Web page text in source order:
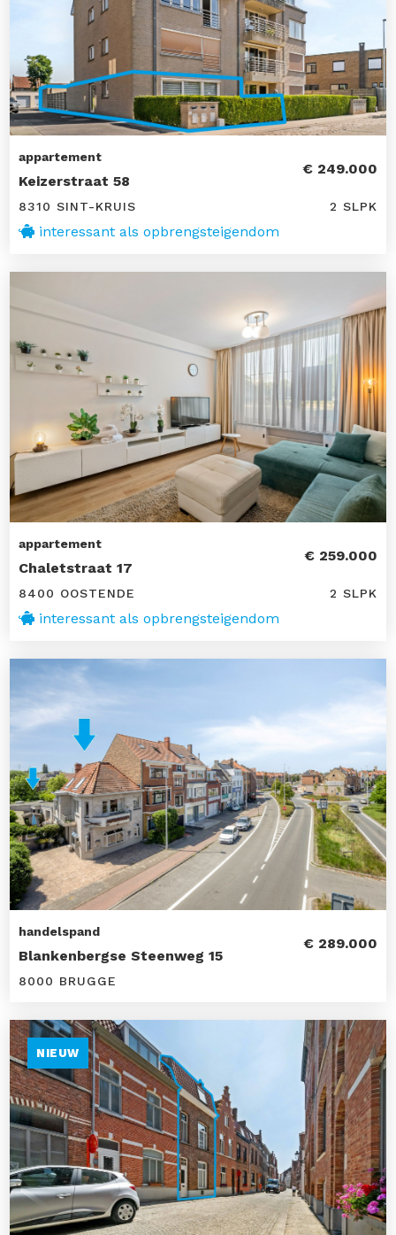
appartement
Keizerstraat 58
€ 249.000
8310 SINT-KRUIS 2 SLPK
interessant als opbrengsteigendom
appartement
Chaletstraat 17
€ 259.000
8400 OOSTENDE 2 SLPK
interessant als opbrengsteigendom
handelspand
Blankenbergse Steenweg 15
€ 289.000
8000 BRUGGE
NIEUW